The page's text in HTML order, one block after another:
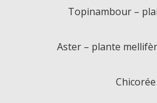
Topinambour –
Aster – plante